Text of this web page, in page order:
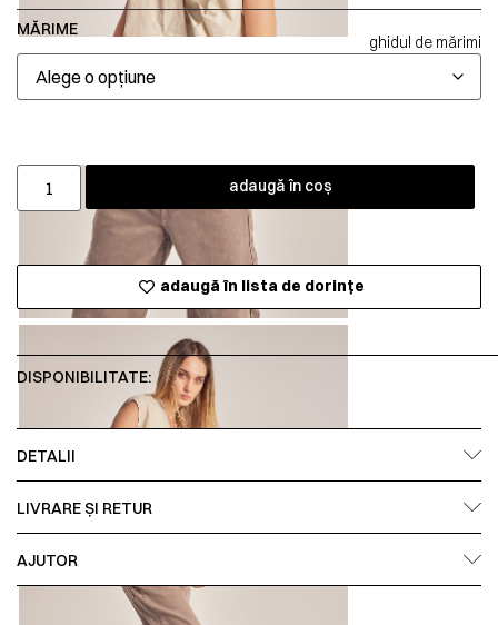
MĂRIME
ghidul de mărimi
adaugă în coș
adaugă în lista de dorințe
DISPONIBILITATE:
DETALII
LIVRARE ȘI RETUR
AJUTOR